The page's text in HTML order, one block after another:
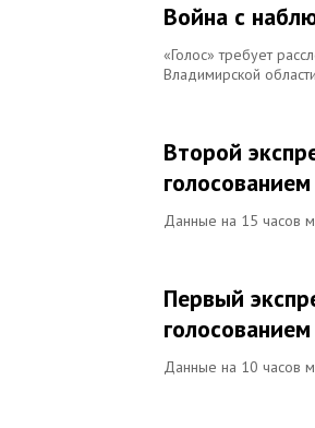
Война с
«Голос» требует
Владимирской
Второй
Данные на 15 часов
Первый
Данные на 10 часов